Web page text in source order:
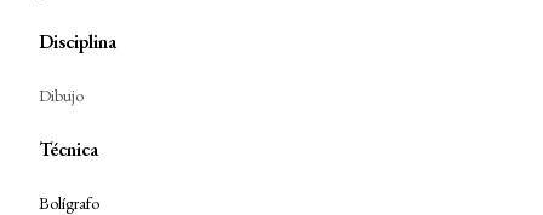
Disciplina
Dibujo
Técnica
Bolígrafo